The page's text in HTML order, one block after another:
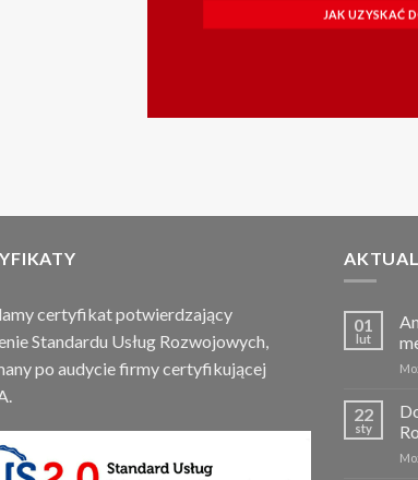
JAK UZYSKAĆ
certyfikat potwierdzający
Standardu Usług Rozwojowych,
po audycie firmy certyfikującej
01
lut
22
sty